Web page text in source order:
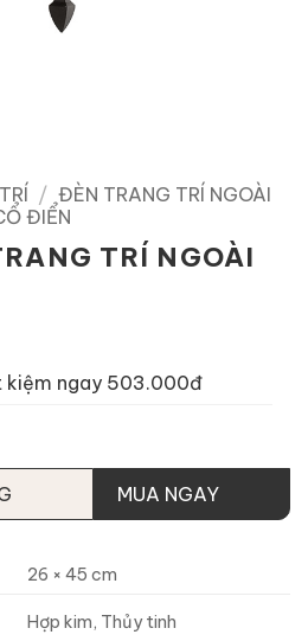
/ ĐÈN TRANG TRÍ NGOÀI
ĐIỂN
TRÍ NGOÀI
kiệm ngay 503.000đ
MUA NGAY
26 × 45 cm
Hợp kim, Thủy tinh